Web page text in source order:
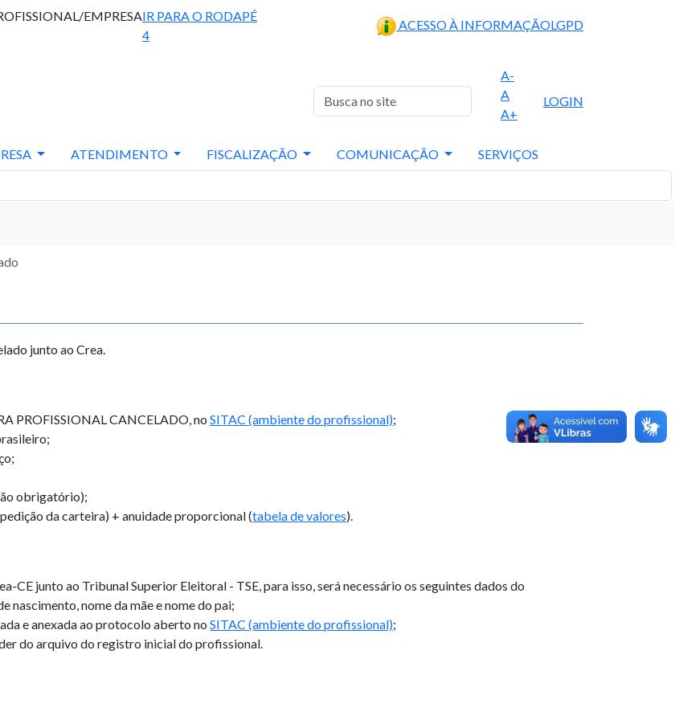
EMPRESAIR PARA O RODAPÉ
4
ACESSO À INFORMAÇÃOLGPD
A-
A
A+
LOGIN
ATENDIMENTO FISCALIZAÇÃO COMUNICAÇÃO SERVIÇOS
junto ao Crea.
PROFISSIONAL CANCELADO, no SITAC (ambiente do profissional);
obrigatório);
da carteira) + anuidade proporcional (tabela de valores).
junto ao Tribunal Superior Eleitoral - TSE, para isso, será necessário os seguintes dados do
nome da mãe e nome do pai;
e anexada ao protocolo aberto no SITAC (ambiente do profissional);
do arquivo do registro inicial do profissional.